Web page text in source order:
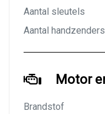
Aantal sleutels
Aantal handzenders
Motor
Brandstof